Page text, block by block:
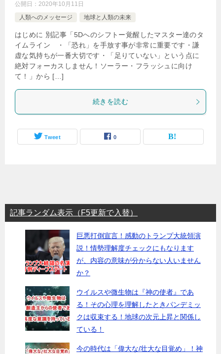
公開日： 2020年10月11日
人類へのメッセージ
地球と人類の未来
はじめに 別記事「5Dへのシフトー覚醒したマスター達のタ
イムライン ・「恐れ」を手放す事が非常に重要です・謙
虚な気持ちが一番大切です・「足りていない」という点に
絶対フォーカスしません！ソーラー・フラッシュに向け
て！」から […]
続きを読む
Tweet 0
記事ランダム表示（F5更新で入替）
巨悪打倒宣言！感動のトランプ大統領演
説！情勢理解度チェックにもなります
が、内容の意味が分からない人いません
か？
ウイルスや微生物は『神の使者』であ
る！その心理を理解したときパンデミッ
クは収束する！地球の次元上昇と関係し
ている！
今の時代は「偉大な/壮大な目覚め」！神